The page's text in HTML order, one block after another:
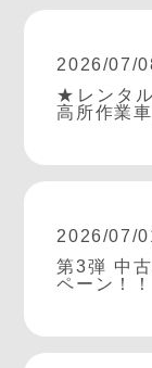
2026/07/
★レンタ
高所作業車
2026/07/
第3弾 中
ペーン！！